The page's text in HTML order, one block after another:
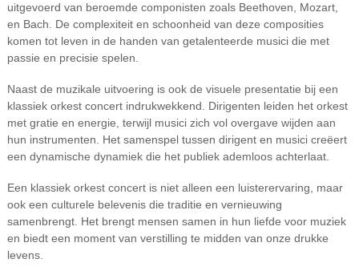
uitgevoerd van beroemde componisten zoals Beethoven, Mozart,
en Bach. De complexiteit en schoonheid van deze composities
komen tot leven in de handen van getalenteerde musici die met
passie en precisie spelen.
Naast de muzikale uitvoering is ook de visuele presentatie bij een
klassiek orkest concert indrukwekkend. Dirigenten leiden het orkest
met gratie en energie, terwijl musici zich vol overgave wijden aan
hun instrumenten. Het samenspel tussen dirigent en musici creëert
een dynamische dynamiek die het publiek ademloos achterlaat.
Een klassiek orkest concert is niet alleen een luisterervaring, maar
ook een culturele belevenis die traditie en vernieuwing
samenbrengt. Het brengt mensen samen in hun liefde voor muziek
en biedt een moment van verstilling te midden van onze drukke
levens.